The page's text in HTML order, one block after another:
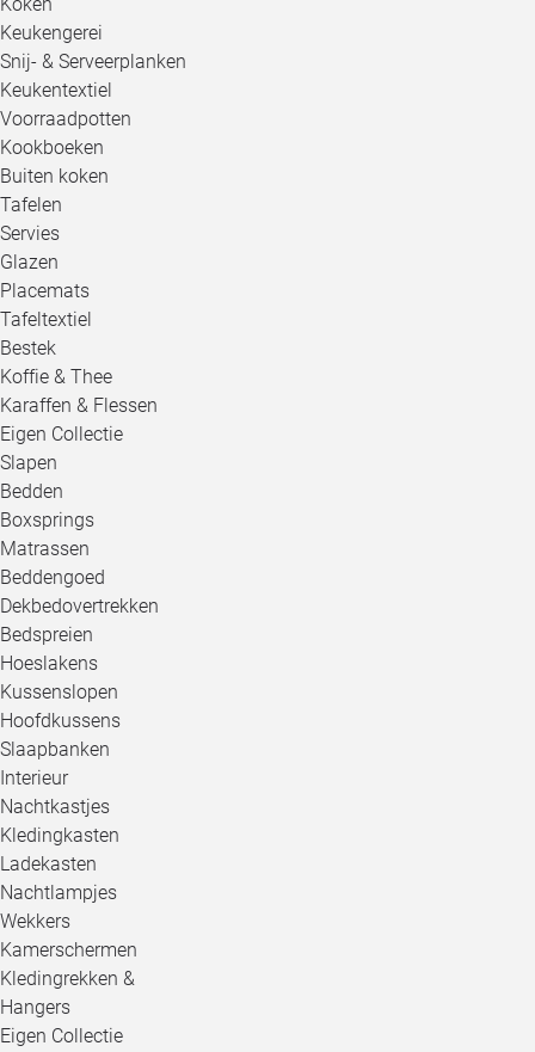
Keukengerei
Snij- & Serveerplanken
Keukentextiel
Voorraadpotten
Kookboeken
Buiten koken
Tafelen
Servies
Glazen
Placemats
Tafeltextiel
Bestek
Koffie & Thee
Karaffen & Flessen
Eigen Collectie
Slapen
Bedden
Boxsprings
Matrassen
Beddengoed
Dekbedovertrekken
Bedspreien
Hoeslakens
Kussenslopen
Hoofdkussens
Slaapbanken
Interieur
Nachtkastjes
Kledingkasten
Ladekasten
Nachtlampjes
Wekkers
Kamerschermen
Kledingrekken &
Hangers
Eigen Collectie